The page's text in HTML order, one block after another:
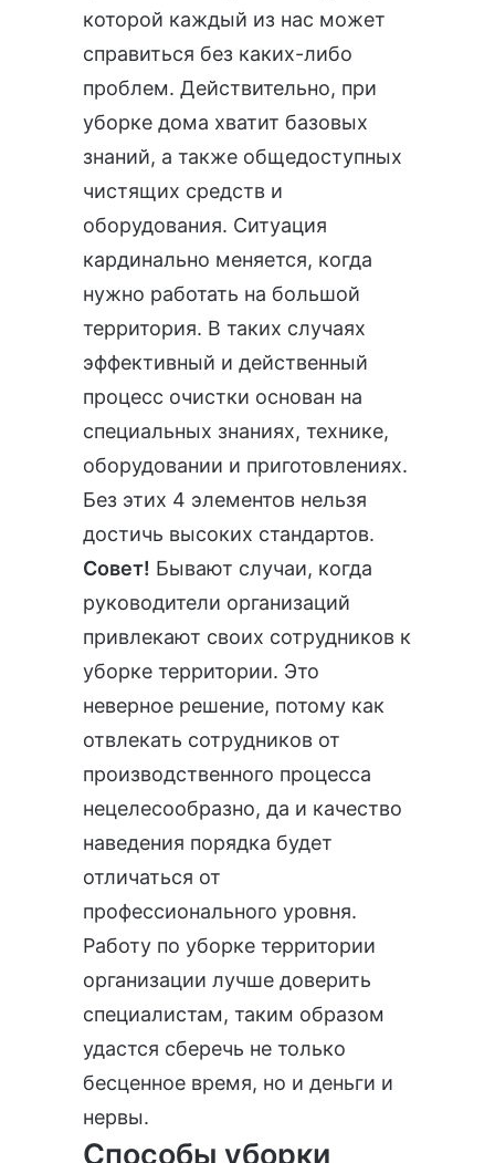
которой каждый из нас может
справиться без каких-либо
проблем. Действительно, при
уборке дома хватит базовых
знаний, а также общедоступных
чистящих средств и
оборудования. Ситуация
кардинально меняется, когда
нужно работать на большой
территория. В таких случаях
эффективный и действенный
процесс очистки основан на
специальных знаниях, технике,
оборудовании и приготовлениях.
Без этих 4 элементов нельзя
достичь высоких стандартов.
Совет! Бывают случаи, когда
руководители организаций
привлекают своих сотрудников к
уборке территории. Это
неверное решение, потому как
отвлекать сотрудников от
производственного процесса
нецелесообразно, да и качество
наведения порядка будет
отличаться от
профессионального уровня.
Работу по уборке территории
организации лучше доверить
специалистам, таким образом
удастся сберечь не только
бесценное время, но и деньги и
нервы.
Способы уборки